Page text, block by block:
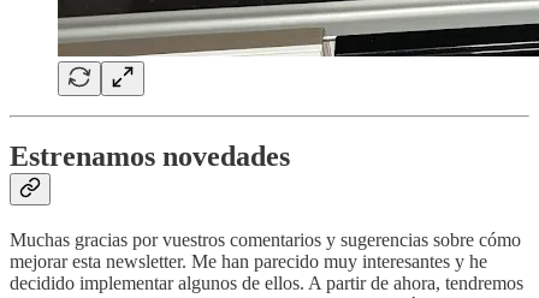
Estrenamos novedades
Muchas gracias por vuestros comentarios y sugerencias sobre cómo
mejorar esta newsletter. Me han parecido muy interesantes y he
decidido implementar algunos de ellos. A partir de ahora, tendremos